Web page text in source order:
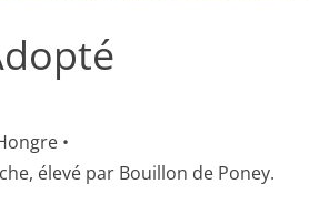
•
élevé par Bouillon de Poney.